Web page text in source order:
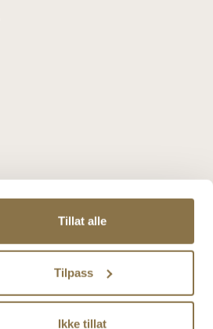
Tillat alle
Tilpass
Ikke tillat